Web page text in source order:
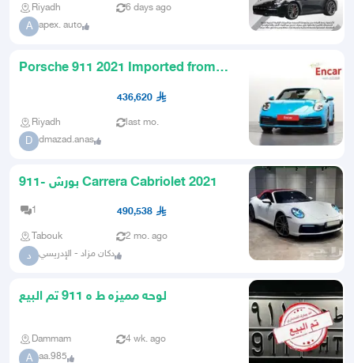
Riyadh 6 days ago
A apex. auto
Porsche 911 2021 Imported from
436,620
Riyadh last mo.
D dmazad.anas
بورش -911 Carrera Cabriolet 2021
1 490,538
Tabouk 2 mo. ago
د دكان مزاد - الإدريسي
لوحه مميزه ط ه 911 تم البيع
Dammam 4 wk. ago
A aa.985